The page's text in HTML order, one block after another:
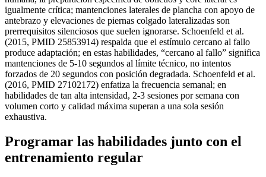
igualmente crítica; mantenciones laterales de plancha con apoyo de
antebrazo y elevaciones de piernas colgado lateralizadas son
prerrequisitos silenciosos que suelen ignorarse. Schoenfeld et al.
(2015, PMID 25853914) respalda que el estímulo cercano al fallo
produce adaptación; en estas habilidades, “cercano al fallo” significa
mantenciones de 5-10 segundos al límite técnico, no intentos
forzados de 20 segundos con posición degradada. Schoenfeld et al.
(2016, PMID 27102172) enfatiza la frecuencia semanal; en
habilidades de tan alta intensidad, 2-3 sesiones por semana con
volumen corto y calidad máxima superan a una sola sesión
exhaustiva.
Programar las habilidades junto con el
entrenamiento regular